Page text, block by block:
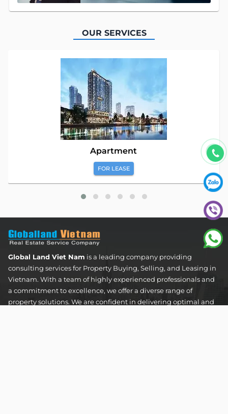
OUR SERVICES
Apartment
FOR LEASE
Global Land Viet Nam is a leading company providing
consulting services for Property Buying, Selling, and Leasing in
Vietnam. With a team of highly experienced professionals and
a commitment to excellence, we offer a diverse range of
property solutions. We are confident in delivering optimal and